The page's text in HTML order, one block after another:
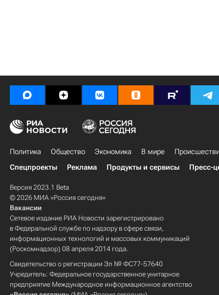
Политика Общество Экономика В мире
Спецпроекты
Реклама Продукты и сервисы Пресс-
Версия 2023.1 Beta
© 2026 МИА «Россия сегодня»
Вакансии
Сетевое издание РИА Новости зарегистрировано
в Федеральной службе по надзору в сфере связи,
информационных технологий и массовых коммуникаций
(Роскомнадзор) 08 апреля 2014 года.
Свидетельство о регистрации Эл № ФС77-57640
Учредитель: Федеральное государственное унитарное
предприятие Международное информационное агентство